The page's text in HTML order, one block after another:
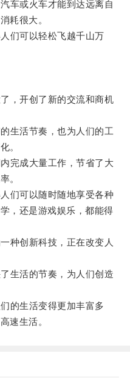
或火车才能到达远离自
耗很大。
可以轻松飞越千山万
开创了新的交流和商机
活节奏，也为人们的工
。
成大量工作，节省了大
。
可以随时随地享受各种
，还是游戏娱乐，都能得
创新科技，正在改变人
活的节奏，为人们创造
生活变得更加丰富多
速生活。